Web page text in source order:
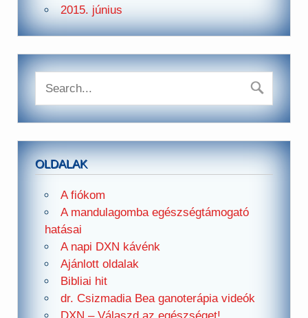
2015. június
OLDALAK
A fiókom
A mandulagomba egészségtámogató
hatásai
A napi DXN kávénk
Ajánlott oldalak
Bibliai hit
dr. Csizmadia Bea ganoterápia videók